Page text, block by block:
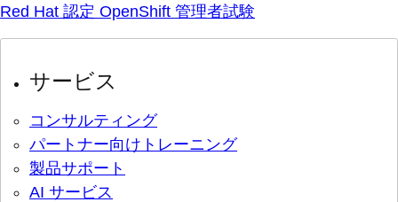
Red Hat 認定 OpenShift 管理者試験
サービス
コンサルティング
パートナー向けトレーニング
製品サポート
AI サービス